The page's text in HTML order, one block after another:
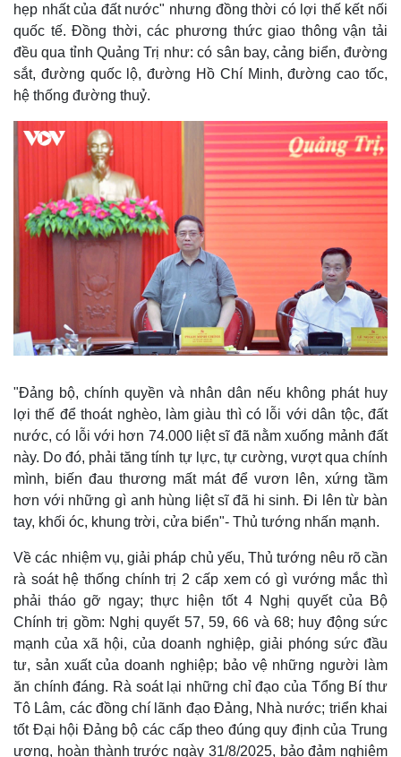
Kinh tế
Bất động sản
Khởi nghiệp
Thị trường
Giá vàng
Tiêu dùng
Tỷ giá
Chứng khoán
Giá cà phê
hẹp nhất của đất nước" nhưng đồng thời có lợi thế kết nối
quốc tế. Đồng thời, các phương thức giao thông vận tải
đều qua tỉnh Quảng Trị như: có sân bay, cảng biển, đường
sắt, đường quốc lộ, đường Hồ Chí Minh, đường cao tốc,
hệ thống đường thuỷ.
"Đảng bộ, chính quyền và nhân dân nếu không phát huy
lợi thế để thoát nghèo, làm giàu thì có lỗi với dân tộc, đất
nước, có lỗi với hơn 74.000 liệt sĩ đã nằm xuống mảnh đất
này. Do đó, phải tăng tính tự lực, tự cường, vượt qua chính
mình, biến đau thương mất mát để vươn lên, xứng tầm
hơn với những gì anh hùng liệt sĩ đã hi sinh. Đi lên từ bàn
tay, khối óc, khung trời, cửa biển"- Thủ tướng nhấn mạnh.
Về các nhiệm vụ, giải pháp chủ yếu, Thủ tướng nêu rõ cần
rà soát hệ thống chính trị 2 cấp xem có gì vướng mắc thì
phải tháo gỡ ngay; thực hiện tốt 4 Nghị quyết của Bộ
Chính trị gồm: Nghị quyết 57, 59, 66 và 68; huy động sức
mạnh của xã hội, của doanh nghiệp, giải phóng sức đầu
tư, sản xuất của doanh nghiệp; bảo vệ những người làm
ăn chính đáng. Rà soát lại những chỉ đạo của Tổng Bí thư
Tô Lâm, các đồng chí lãnh đạo Đảng, Nhà nước; triển khai
tốt Đại hội Đảng bộ các cấp theo đúng quy định của Trung
ương, hoàn thành trước ngày 31/8/2025, bảo đảm nghiêm